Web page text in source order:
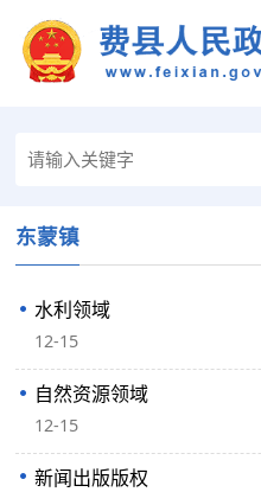
东蒙镇
水利领域
12-15
自然资源领域
12-15
新闻出版版权